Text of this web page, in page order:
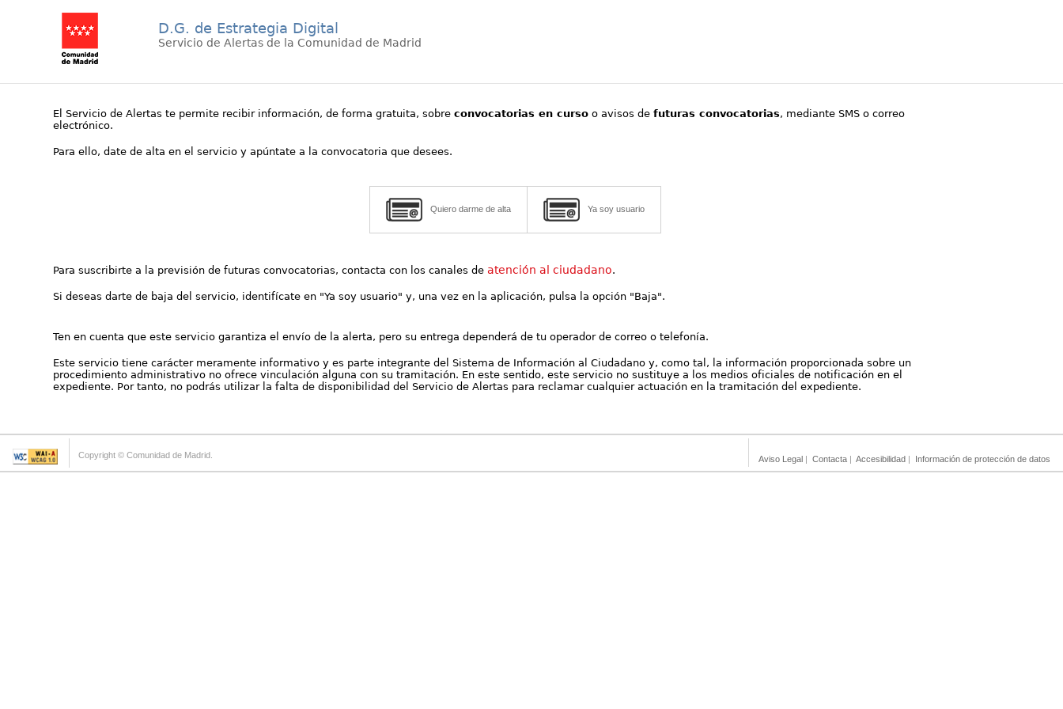
D.G. de Estrategia Digital
Servicio de Alertas de la Comunidad de Madrid
El Servicio de Alertas te permite recibir información, de forma gratuita, sobreconvocatorias en curso o avisos defuturas convocatorias, mediante SMS o correo
electrónico.
Para ello, date de alta en el servicio y apúntate a la convocatoria que desees.
Quiero darme de alta Ya soy usuario
Para suscribirte a la previsión de futuras convocatorias, contacta con los canales deatención al ciudadano.
Si deseas darte de baja del servicio, identifícate en "Ya soy usuario" y, una vez en la aplicación, pulsa la opción "Baja".
Ten en cuenta que este servicio garantiza el envío de la alerta, pero su entrega dependerá de tu operador de correo o telefonía.
Este servicio tiene carácter meramente informativo y es parte integrante del Sistema de Información al Ciudadano y, como tal, la información proporcionada sobre un
procedimiento administrativo no ofrece vinculación alguna con su tramitación. En este sentido, este servicio no sustituye a los medios oficiales de notificación en el
expediente. Por tanto, no podrás utilizar la falta de disponibilidad del Servicio de Alertas para reclamar cualquier actuación en la tramitación del expediente.
Copyright © Comunidad de Madrid. Aviso Legal | Contacta | Accesibilidad | Información de protección de datos